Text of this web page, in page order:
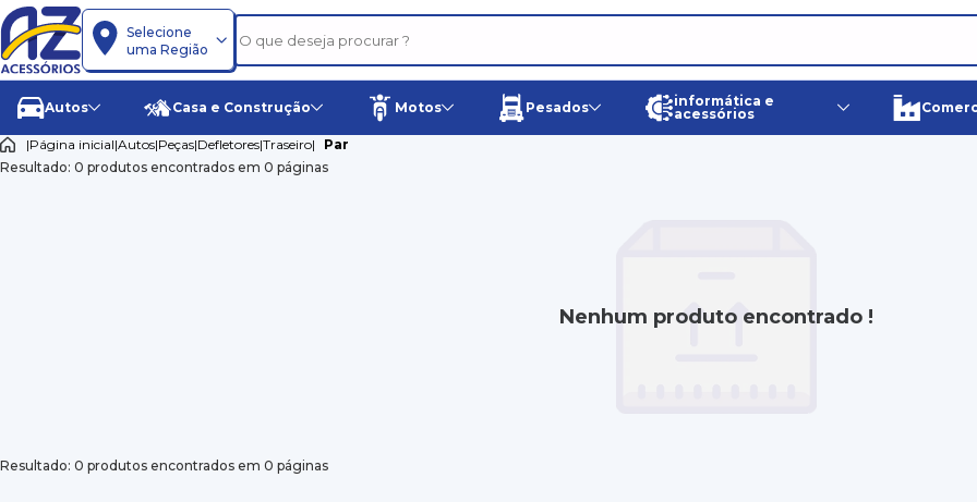
Selecione
uma Região
Autos Casa e Construção Motos Pesados
informática e
acessórios
|Página inicial|Autos|Peças|Defletores|Traseiro|
Par
Resultado: 0 produtos encontrados em 0 páginas
Nenhum produto encontrado !
Resultado: 0 produtos encontrados em 0 páginas